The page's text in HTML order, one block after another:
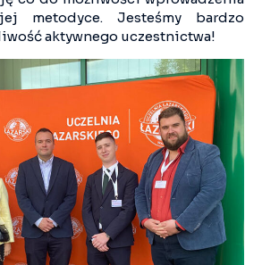
metodyce. Jesteśmy bardzo
aktywnego uczestnictwa!